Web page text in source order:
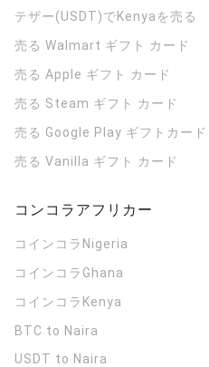
テザー(USDT)でKenyaを売る
売る Walmart ギフト カード
売る Apple ギフト カード
売る Steam ギフト カード
売る Google Play ギフトカード
売る Vanilla ギフト カード
コンコラアフリカー
コインコラ Nigeria
コインコラ Ghana
コインコラ Kenya
BTC to Naira
USDT to Naira